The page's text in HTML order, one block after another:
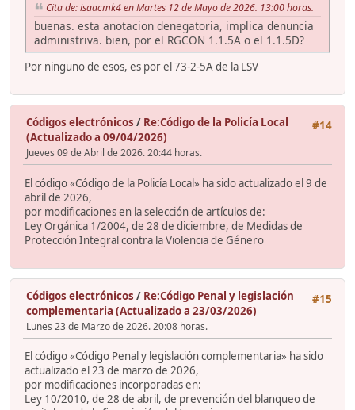
Cita de: isaacmk4 en Martes 12 de Mayo de 2026. 13:00 horas.
buenas. esta anotacion denegatoria, implica denuncia
administriva. bien, por el RGCON 1.1.5A o el 1.1.5D?
Por ninguno de esos, es por el 73-2-5A de la LSV
#14
Códigos electrónicos / Re:Código de la Policía Local
(Actualizado a 09/04/2026)
Jueves 09 de Abril de 2026. 20:44 horas.
El código «Código de la Policía Local» ha sido actualizado el 9 de
abril de 2026,
por modificaciones en la selección de artículos de:
Ley Orgánica 1/2004, de 28 de diciembre, de Medidas de
Protección Integral contra la Violencia de Género
#15
Códigos electrónicos / Re:Código Penal y legislación
complementaria (Actualizado a 23/03/2026)
Lunes 23 de Marzo de 2026. 20:08 horas.
El código «Código Penal y legislación complementaria» ha sido
actualizado el 23 de marzo de 2026,
por modificaciones incorporadas en:
Ley 10/2010, de 28 de abril, de prevención del blanqueo de